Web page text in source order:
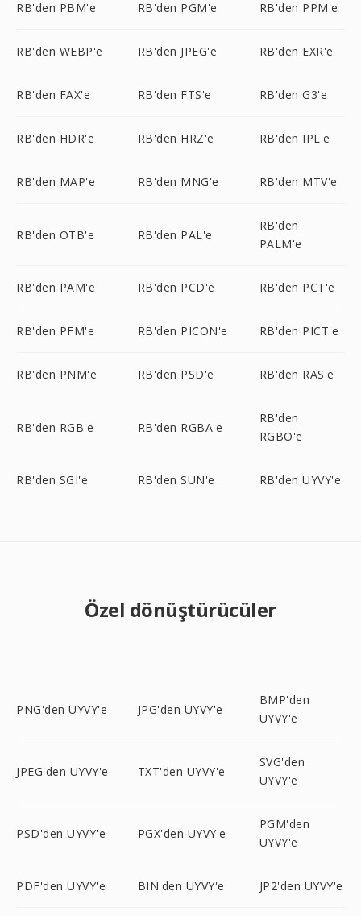
RB'den PBM'e RB'den PGM'e RB'den PPM'e
RB'den WEBP'e RB'den JPEG'e RB'den EXR'e
RB'den FAX'e RB'den FTS'e RB'den G3'e
RB'den HDR'e RB'den HRZ'e RB'den IPL'e
RB'den MAP'e RB'den MNG'e RB'den MTV'e
RB'den OTB'e RB'den PAL'e
RB'den
PALM'e
RB'den PAM'e RB'den PCD'e RB'den PCT'e
RB'den PFM'e RB'den PICON'e RB'den PICT'e
RB'den PNM'e RB'den PSD'e RB'den RAS'e
RB'den RGB'e RB'den RGBA'e
RB'den
RGBO'e
RB'den SGI'e RB'den SUN'e RB'den UYVY'e
Özel dönüştürücüler
PNG'den UYVY'e JPG'den UYVY'e
BMP'den
UYVY'e
JPEG'den UYVY'e TXT'den UYVY'e
SVG'den
UYVY'e
PSD'den UYVY'e PGX'den UYVY'e
PGM'den
UYVY'e
PDF'den UYVY'e BIN'den UYVY'e JP2'den UYVY'e